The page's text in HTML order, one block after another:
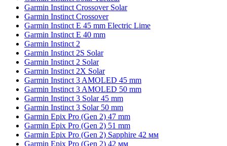
Garmin Instinct Crossover Solar
Garmin Instinct Crossover
Garmin Instinct E 45 mm Electric Lime
Garmin Instinct E 40 mm
Garmin Instinct 2
Garmin Instinct 2S Solar
Garmin Instinct 2 Solar
Garmin Instinct 2X Solar
Garmin Instinct 3 AMOLED 45 mm
Garmin Instinct 3 AMOLED 50 mm
Garmin Instinct 3 Solar 45 mm
Garmin Instinct 3 Solar 50 mm
Garmin Epix Pro (Gen 2) 47 mm
Garmin Epix Pro (Gen 2) 51 mm
Garmin Epix Pro (Gen 2) Sapphire 42 мм
Garmin Epix Pro (Gen 2) 42 мм